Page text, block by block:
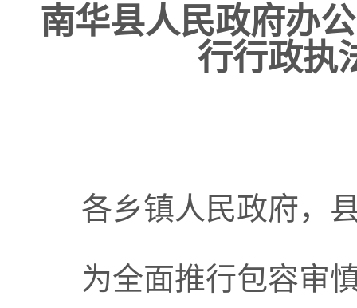
南华县人民政府办
行行政执
各乡镇人民政府，
为全面推行包容审